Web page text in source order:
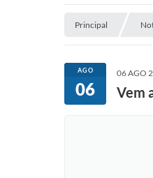
Principal
AGO
06
06 AGO
Vem